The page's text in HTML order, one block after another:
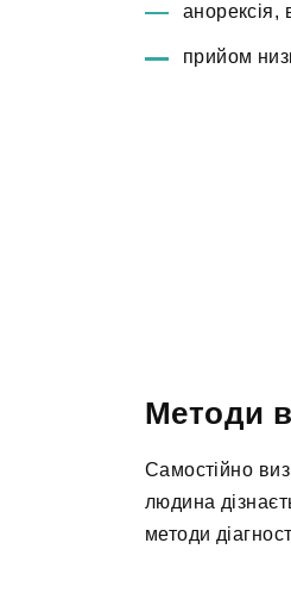
анорексія,
прийом
Методи
Самостійно
людина
методи